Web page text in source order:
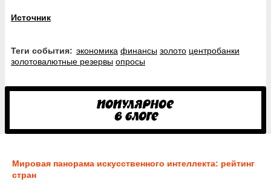
Источник
Теги события: экономика финансы золото центробанки
золотовалютные резервы опросы
Мировая панорама искусственного интеллекта: рейтинг
стран